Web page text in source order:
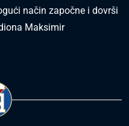
način započne i dovrši
Maksimir